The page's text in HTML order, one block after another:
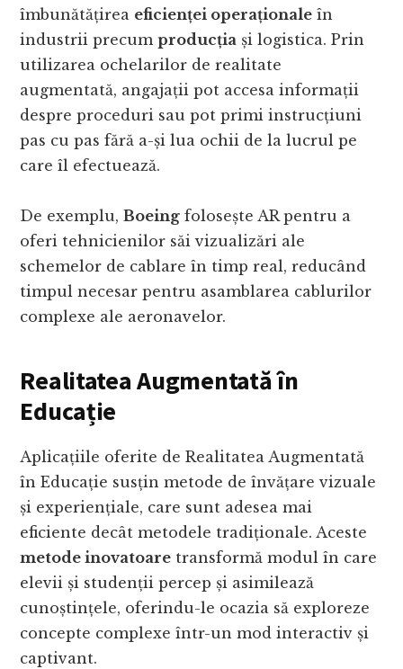
îmbunătățirea eficienței operaționale în
industrii precumproducția și logistica. Prin
utilizarea ochelarilor de realitate
augmentată, angajații pot accesa informații
despre proceduri sau pot primi instrucțiuni
pas cu pas fără a-și lua ochii de la lucrul pe
care îl efectuează.
De exemplu,Boeing folosește AR pentru a
oferi tehnicienilor săi vizualizări ale
schemelor de cablare în timp real, reducând
timpul necesar pentru asamblarea cablurilor
complexe ale aeronavelor.
Realitatea Augmentată în
Educație
Aplicațiile oferite de Realitatea Augmentată
în Educație susțin metode de învățare vizuale
și experiențiale, care sunt adesea mai
eficiente decât metodele tradiționale. Aceste
metode inovatoare transformă modul în care
elevii și studenții percep și asimilează
cunoștințele, oferindu-le ocazia să exploreze
concepte complexe într-un mod interactiv și
captivant.